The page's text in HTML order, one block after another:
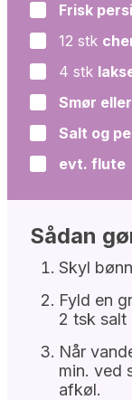
▢
Frisk
▢
12 stk
▢
4 stk
▢
Smør
▢
Salt og
▢
evt. flute
Sådan
Skyl
Fyld en
2 tsk salt
Når
min. ved
afkøl.